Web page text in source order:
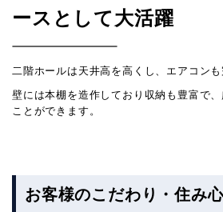
ースとして大活躍
二階ホールは天井高を高くし、エアコンも
壁には本棚を造作しており収納も豊富で
ことができます。
お客様のこだわり・住み